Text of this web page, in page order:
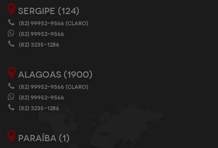
SERGIPE (124)
(82) 99952-9566 (CLARO)
(82) 99952-9566
(82) 3235-1286
ALAGOAS (1900)
(82) 99952-9566 (CLARO)
(82) 99952-9566
(82) 3235-1286
PARAÍBA (1)